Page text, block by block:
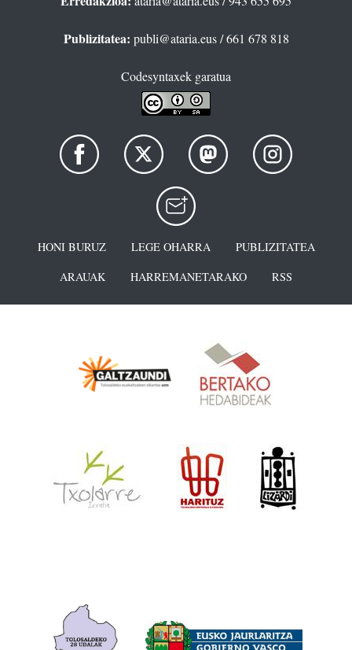
Publizitatea: publi@ataria.eus/ 661 678 818
Codesyntaxek garatua
HONI BURUZ LEGE OHARRA
PUBLIZITATEA
ARAUAK
HARREMANETARAKO RSS